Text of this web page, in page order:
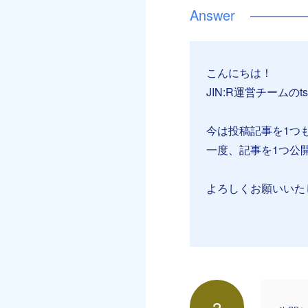
こんにちは！
JIN:R運営チームの
今は投稿記事を1つ
一度、記事を1つ公
よろしくお願いいた